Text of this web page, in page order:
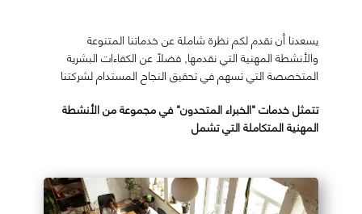
يسعدنا أن نقدم لكم نظرة شاملة عن خدماتنا المتنوعة
والأنشطة المهنية التي نقدمها, فضلاً عن الكفاءات البشرية
المتخصصة التي تسهم في تحقيق النجاح المستدام لشركتنا
تتمثل خدمات "الخبراء المتحدون" في مجموعة من الأنشطة
المهنية المتكاملة التي تشمل